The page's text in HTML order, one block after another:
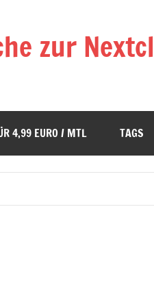
zur
4,99 EURO / MTL TAGS